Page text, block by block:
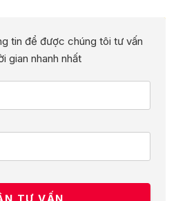
tin để được chúng tôi tư vấn
gian nhanh nhất